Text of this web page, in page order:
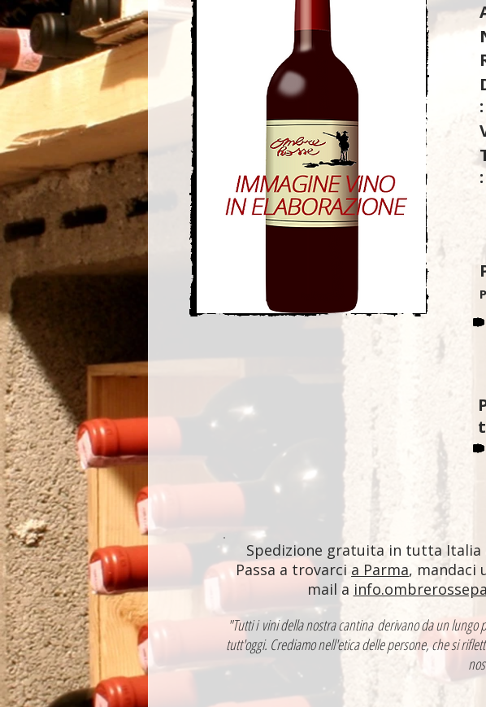
:
:
Spedizione gratuita in tutta Italia
Passa a trovarci a Parma, mandaci
mail a
"Tutti i vini della nostra cantina derivano da un lungo
tutt'oggi. Crediamo nell'etica delle persone, che si